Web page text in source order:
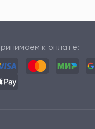
к оплате: